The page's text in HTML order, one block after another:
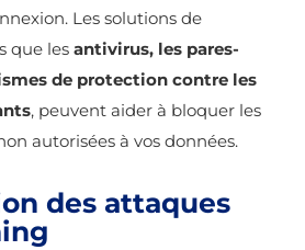
Les solutions de
que les antivirus, les pares-
de protection contre les
, peuvent aider à bloquer les
autorisées à vos données.
des attaques